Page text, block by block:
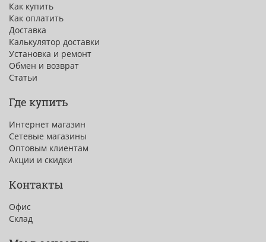
Как купить
Как оплатить
Доставка
Калькулятор доставки
Установка и ремонт
Обмен и возврат
Статьи
Где купить
Интернет магазин
Сетевые магазины
Оптовым клиентам
Акции и скидки
Контакты
Офис
Склад